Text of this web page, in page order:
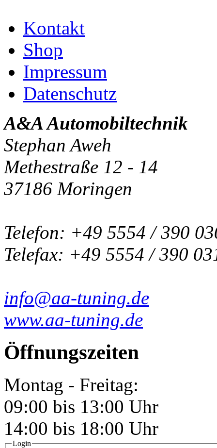
Kontakt
Shop
Impressum
Datenschutz
A&A Automobiltechnik
Stephan Aweh
Methestraße 12 - 14
37186 Moringen
Telefon: +49 5554 / 390
Telefax: +49 5554 / 390
info@aa-tuning.de
www.aa-tuning.de
Öffnungszeiten
Montag - Freitag:
09:00 bis 13:00 Uhr
14:00 bis 18:00 Uhr
Login